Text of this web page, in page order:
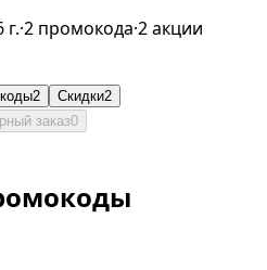
г.·2 промокода·2 акции
2 Скидки2
заказ0